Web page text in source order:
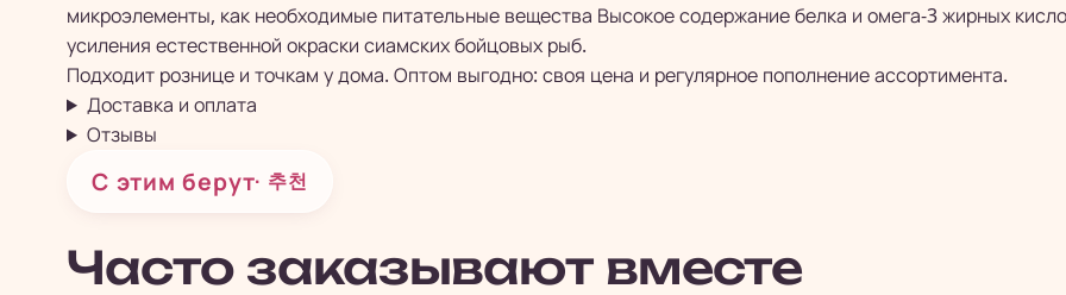
микроэлементы, как необходимые питательные вещества Высокое содержание белка и омега-3 жирных
усиления естественной окраски сиамских бойцовых рыб.
Подходит рознице и точкам у дома. Оптом выгодно: своя цена и регулярное пополнение ассортимента.
Доставка и оплата
Отзывы
С этим берут· 추천
Часто заказывают вместе